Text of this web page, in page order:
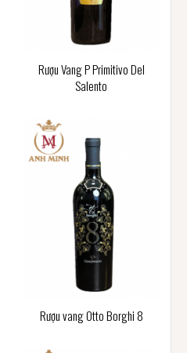
Rượu Vang P Primitivo Del
Salento
Rượu vang Otto Borghi 8